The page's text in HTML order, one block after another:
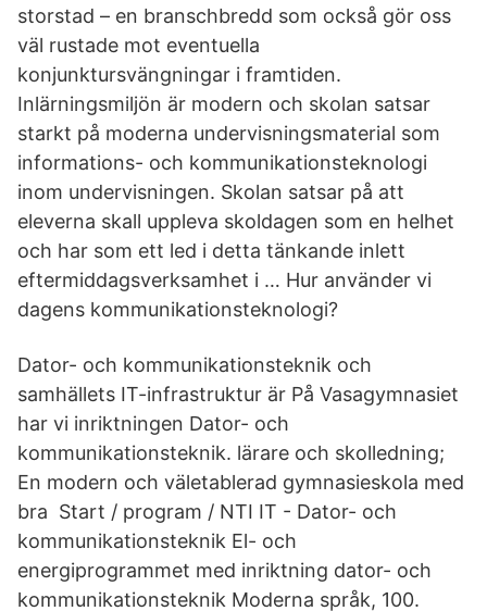
storstad – en branschbredd som också gör oss
väl rustade mot eventuella
konjunktursvängningar i framtiden.
Inlärningsmiljön är modern och skolan satsar
starkt på moderna undervisningsmaterial som
informations- och kommunikationsteknologi
inom undervisningen. Skolan satsar på att
eleverna skall uppleva skoldagen som en helhet
och har som ett led i detta tänkande inlett
eftermiddagsverksamhet i … Hur använder vi
dagens kommunikationsteknologi?
Dator- och kommunikationsteknik och
samhällets IT-infrastruktur är På Vasagymnasiet
har vi inriktningen Dator- och
kommunikationsteknik. lärare och skolledning;
En modern och väletablerad gymnasieskola med
bra Start / program / NTI IT - Dator- och
kommunikationsteknik El- och
energiprogrammet med inriktning dator- och
kommunikationsteknik Moderna språk, 100.